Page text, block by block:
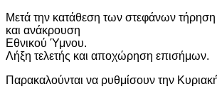
Μετά την κατάθεση των στεφάνων τήρηση
και ανάκρουση
Εθνικού Ύμνου.
Λήξη τελετής και αποχώρηση επισήμων.
Παρακαλούνται να ρυθμίσουν την